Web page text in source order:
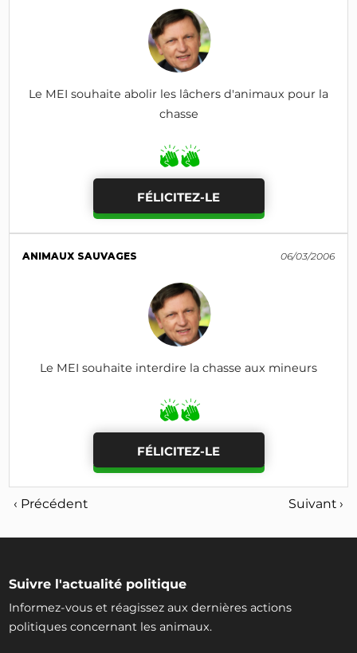
Le MEI souhaite abolir les lâchers d'animaux pour la
chasse
FÉLICITEZ-LE
ANIMAUX SAUVAGES 06/03/2006
Le MEI souhaite interdire la chasse aux mineurs
FÉLICITEZ-LE
‹ Précédent Suivant ›
Suivre l'actualité politique
Informez-vous et réagissez aux dernières actions
politiques concernant les animaux.